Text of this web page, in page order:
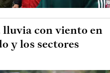
con viento en
y los sectores